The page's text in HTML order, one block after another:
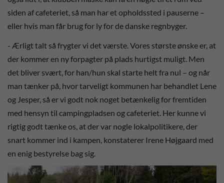
siden af cafeteriet, så man har et opholdssted i pauserne –
eller hvis man får brug for ly for de danske regnbyger.
- Ærligt talt så frygter vi det værste. Vores største ønske er, at
der kommer en ny forpagter på plads hurtigst muligt. Men
det bliver svært, for han/hun skal starte helt fra nul – og når
man tænker på, hvor tarveligt kommunen har behandlet Lene
og Jesper, så er vi godt nok noget betænkelig for fremtiden
med hensyn til campingpladsen og cafeteriet. Her kunne vi
rigtig godt tænke os, at der var nogle lokalpolitikere, der
snart kommer ind i kampen, konstaterer Irene Højgaard med
en enig bestyrelse bag sig.